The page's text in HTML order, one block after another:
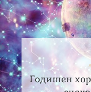
Годишен